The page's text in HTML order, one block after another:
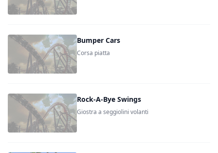
Bumper Cars
Corsa piatta
Rock-A-Bye Swings
Giostra a seggiolini volanti